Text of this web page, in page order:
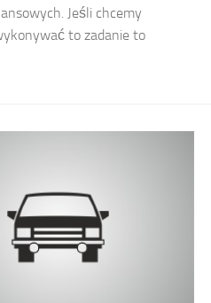
Jeśli chcemy
to zadanie to